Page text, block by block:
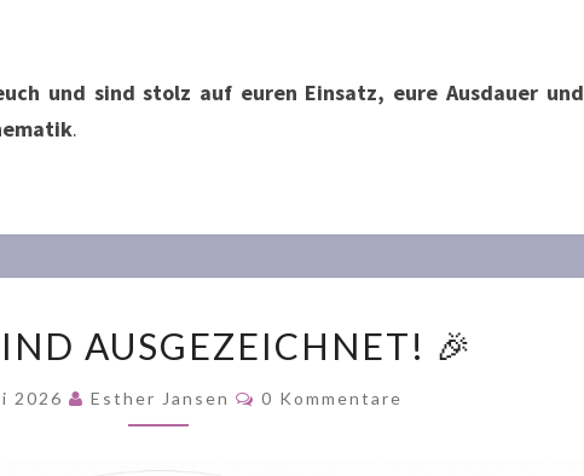
und sind stolz auf euren Einsatz, eure Ausdauer und
.
WIR
SIND
AUSGEZEICHNET!
AUSGEZEICHNET! 🎉
2026 Esther Jansen Kommentare
0 Kommentare